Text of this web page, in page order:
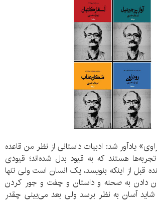
یادآور شد: ادبیات داستانی از نظر من قاعده
هستند که به قیود بدل شده‌اند؛ قیودی
قبل از اینکه بنویسد، یک انسان است ولی تنها
دادن به صحنه و داستان و چفت و جور کردن
آسان به نظر برسد ولی بعد می‌بینی چقدر